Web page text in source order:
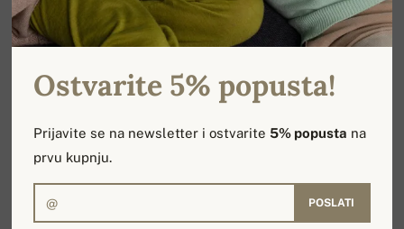
Ostvarite 5% popusta!
Prijavite se na newsletter i ostvarite5% popusta na
prvu kupnju.
POSLATI